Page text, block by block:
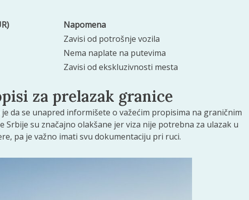
Napomena
Zavisi od potrošnje vozila
Nema naplate na putevima
Zavisi od ekskluzivnosti mesta
za prelazak granice
da se unapred informišete o važećim propisima na graničnim
su značajno olakšane jer viza nije potrebna za ulazak u
pa je važno imati svu dokumentaciju pri ruci.